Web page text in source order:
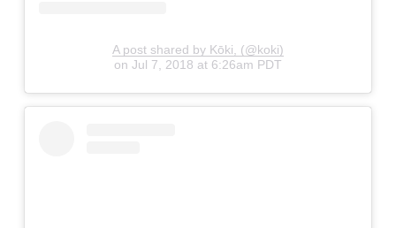
A post shared by Kōki, (@koki)
on Jul 7, 2018 at 6:26am PDT